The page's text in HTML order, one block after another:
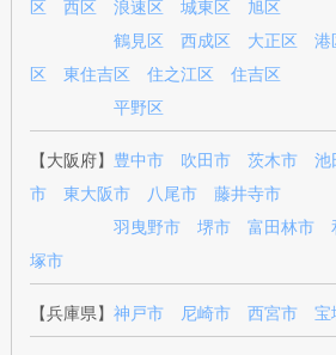
区
西区 浪速区 城東区
旭区
鶴見区
西成区 大正区 港
区
東住吉区 住之江区
住吉区
平野区
【大阪府】 豊中市 吹田市 茨木市 池
市
東大阪市 八尾市
藤井寺市
羽曳野市
堺市 富田林市
塚市
【兵庫県】 神戸市 尼崎市 西宮市 宝